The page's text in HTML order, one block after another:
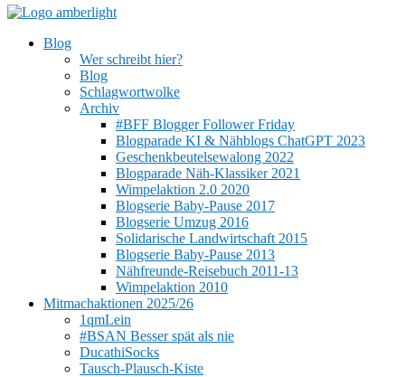
Blog
Wer schreibt hier?
Blog
Schlagwortwolke
Archiv
#BFF Blogger Follower Friday
Blogparade KI & Nähblogs ChatGPT 2023
Geschenkbeutelsewalong 2022
Blogparade Näh-Klassiker 2021
Wimpelaktion 2.0 2020
Blogserie Baby-Pause 2017
Blogserie Umzug 2016
Solidarische Landwirtschaft 2015
Blogserie Baby-Pause 2013
Nähfreunde-Reisebuch 2011-13
Wimpelaktion 2010
Mitmachaktionen 2025/26
1qmLein
#BSAN Besser spät als nie
DucathiSocks
Tausch-Plausch-Kiste